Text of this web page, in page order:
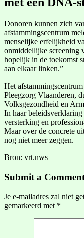
Donoren kunnen zich
afstammingscentrum
menselijke erfelijkheid
onmiddellijke screening
hopelijk in de toekomst
aan elkaar linken.”
Het
Pleegzorg Vlaanderen,
Volksgezondheid en
In haar
versterking en
Maar over de concrete
nog niet meer zeggen.
Bron: vrt.nws
Submit a
Je e-mailadres zal niet
gemarkeerd met *